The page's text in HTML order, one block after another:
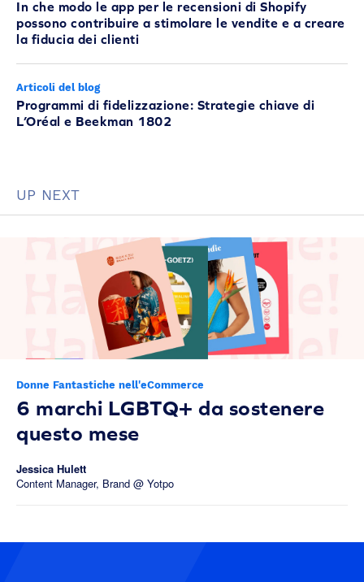
In che modo le app per le recensioni di Shopify
possono contribuire a stimolare le vendite e a creare
la fiducia dei clienti
Articoli del blog
Programmi di fidelizzazione: Strategie chiave di
L’Oréal e Beekman 1802
UP NEXT
Donne Fantastiche nell'eCommerce
6 marchi LGBTQ+ da sostenere
questo mese
Jessica Hulett
Content Manager, Brand @ Yotpo